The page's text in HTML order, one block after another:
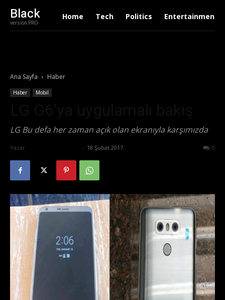
Black
version PRO
Home Tech Politics Entertainment
Ana Sayfa Haber
Haber Mobil
LG Bu defa her zaman açık olan ekranıyla karşımızda
Yazar - 18 Şubat 2017 0